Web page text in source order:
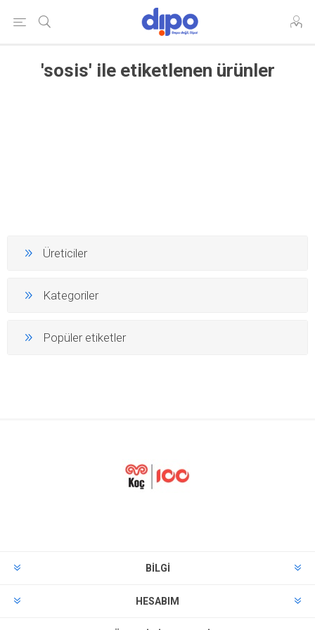
'sosis' ile etiketlenen ürünler
Üreticiler
Kategoriler
Popüler etiketler
BILGI
HESABIM